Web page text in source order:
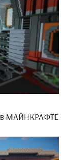
в МАЙНКРАФТЕ